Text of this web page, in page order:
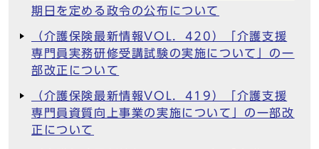
期日を定める政令の公布について
（介護保険最新情報VOL．420）「介護支援
専門員実務研修受講試験の実施について」の一
部改正について
（介護保険最新情報VOL．419）「介護支援
専門員資質向上事業の実施について」の一部改
正について